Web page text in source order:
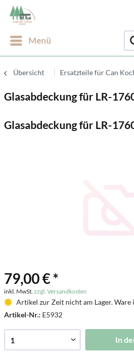
Menü
Übersicht Ersatzteile für Can
Glasabdeckung für LR-
Glasabdeckung für LR-
79,00 € *
inkl. MwSt. zzgl. Versandkosten
Artikel zur Zeit nicht am Lager. Ware
Artikel-Nr.: E5932
In